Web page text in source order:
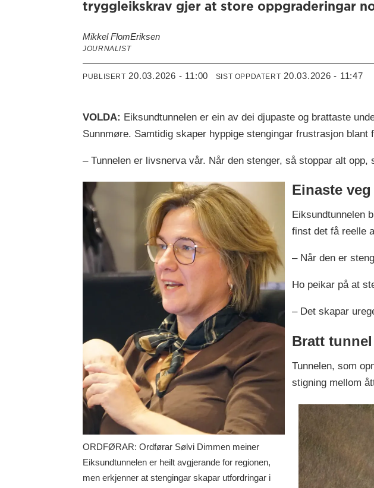
tryggleikskrav gjer at store oppgraderingar
Mikkel FlomEriksen
JOURNALIST
PUBLISERT 20.03.2026 - 11:00 SIST OPPDATERT 20.03.2026 - 11:47
VOLDA: Eiksundtunnelen er ein av dei djupaste og brattaste
Sunnmøre. Samtidig skaper hyppige stengingar frustrasjon
– Tunnelen er livsnerva vår. Når den stenger, så stoppar alt
ORDFØRAR: Ordførar Sølvi Dimmen meiner
Eiksundtunnelen er heilt avgjerande for regionen,
men erkjenner at stengingar skapar utfordringar i
Einaste
Eiksundtunnelen
finst det få reelle
– Når den er
Ho peikar på at
– Det skapar
Bratt
Tunnelen, som
stigning mellom